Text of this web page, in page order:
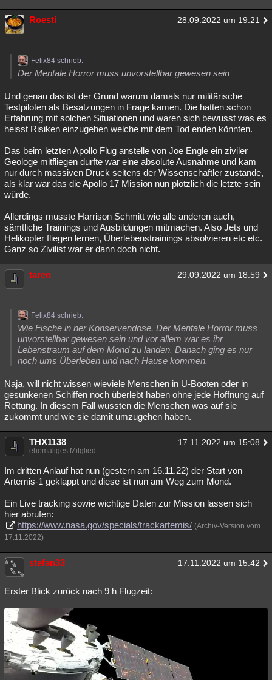
Roesti 28.09.2022 um 19:21
Felix84 schrieb:
Der Mentale Horror muss unvorstellbar gewesen sein
Und genau das ist der Grund warum damals nur militärische
Testpiloten als Besatzungen in Frage kamen. Die hatten schon
Erfahrung mit solchen Situationen und waren sich bewusst was es
heisst Risiken einzugehen welche mit dem Tod enden könnten.
Das beim letzten Apollo Flug anstelle von Joe Engle ein ziviler
Geologe mitfliegen durfte war eine absolute Ausnahme und kam
nur durch massiven Druck seitens der Wissenschaftler zustande,
als klar war das die Apollo 17 Mission nun plötzlich die letzte sein
würde.
Allerdings musste Harrison Schmitt wie alle anderen auch,
sämtliche Trainings und Ausbildungen mitmachen. Also Jets und
Helikopter fliegen lernen, Überlebenstrainings absolvieren etc etc.
Ganz so Zivilist war er dann doch nicht.
taren 29.09.2022 um 18:59
Felix84 schrieb:
Wie Fische in ner Konservendose. Der Mentale Horror muss
unvorstellbar gewesen sein und vor allem war es ihr
Lebenstraum auf dem Mond zu landen. Danach ging es nur
noch ums Überleben und nach Hause kommen.
Naja, will nicht wissen wieviele Menschen in U-Booten oder in
gesunkenen Schiffen noch überlebt haben ohne jede Hoffnung auf
Rettung. In diesem Fall wussten die Menschen was auf sie
zukommt und wie sie damit umzugehen haben.
THX1138 17.11.2022 um 15:08
ehemaliges Mitglied
Im dritten Anlauf hat nun (gestern am 16.11.22) der Start von
Artemis-1 geklappt und diese ist nun am Weg zum Mond.
Ein Live tracking sowie wichtige Daten zur Mission lassen sich
hier abrufen:
https://www.nasa.gov/specials/trackartemis/ (Archiv-Version vom
17.11.2022)
stefan33 17.11.2022 um 15:42
Erster Blick zurück nach 9 h Flugzeit: